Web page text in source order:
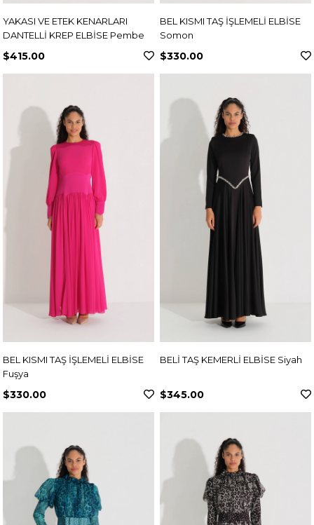
YAKASI VE ETEK KENARLARI
DANTELLİ KREP ELBİSE Pembe
$415.00
BEL KISMI TAŞ İŞLEMELİ ELBİSE
Somon
$330.00
BEL KISMI TAŞ İŞLEMELİ ELBİSE
Fuşya
$330.00
BELİ TAŞ KEMERLİ ELBİSE Siyah
$345.00